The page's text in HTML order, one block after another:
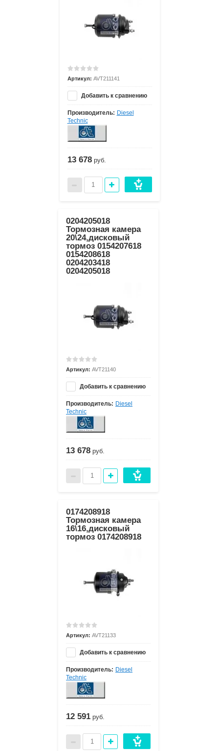
Артикул: AVT211141
Добавить к сравнению
Производитель: Diesel
Technic
13 678руб.
0204205018
Тормозная камера
20\24,дисковый
тормоз 0154207618
0154208618
0204203418
0204205018
Артикул: AVT21140
Добавить к сравнению
Производитель: Diesel
Technic
13 678 руб.
0174208918
Тормозная камера
16\16,дисковый
тормоз 0174208918
Артикул: AVT21133
Добавить к сравнению
Производитель: Diesel
Technic
12 591 руб.